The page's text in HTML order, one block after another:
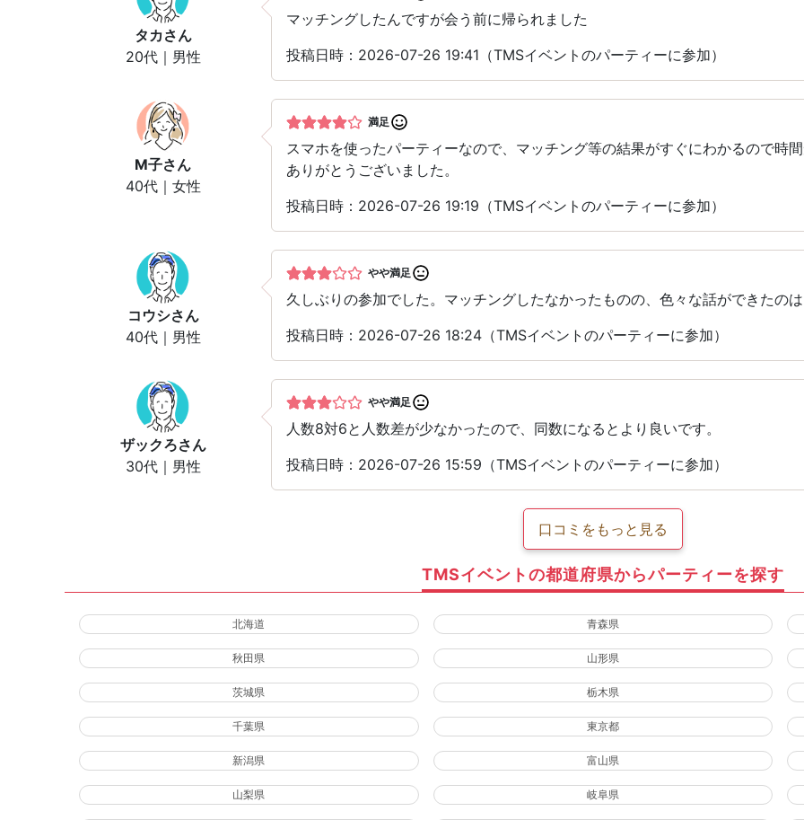
タカ さん
20代｜男性
マッチングしたんですが会う前に帰られました
投稿日時：2026-07-26 19:41（TMSイベントのパーティーに参加）
M子さん
40代｜女性
満足
スマホを使ったパーティーなので、マッチング等の結果がすぐにわかるので
ありがとうございました。
投稿日時：2026-07-26 19:19（TMSイベントのパーティーに参加）
コウシさん
40代｜男性
やや満足
久しぶりの参加でした。マッチングしたなかったものの、色々な話ができたの
投稿日時：2026-07-26 18:24（TMSイベントのパーティーに参加）
ザックろさん
30代｜男性
やや満足
人数8対6と人数差が少なかったので、同数になるとより良いです。
投稿日時：2026-07-26 15:59（TMSイベントのパーティーに参加）
口コミをもっと見る
TMSイベントの都道府県からパーティーを探す
北海道 青森県
秋田県 山形県
茨城県 栃木県
千葉県 東京都
新潟県 富山県
山梨県 岐阜県